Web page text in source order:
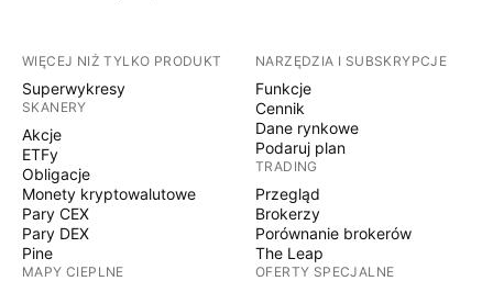
WIĘCEJ NIŻ TYLKO PRODUKT
Superwykresy
SKANERY
Akcje
ETFy
Obligacje
Monety kryptowalutowe
Pary CEX
Pary DEX
Pine
MAPY CIEPLNE
NARZĘDZIA I SUBSKRYPCJE
Funkcje
Cennik
Dane rynkowe
Podaruj plan
TRADING
Przegląd
Brokerzy
Porównanie brokerów
The Leap
OFERTY SPECJALNE